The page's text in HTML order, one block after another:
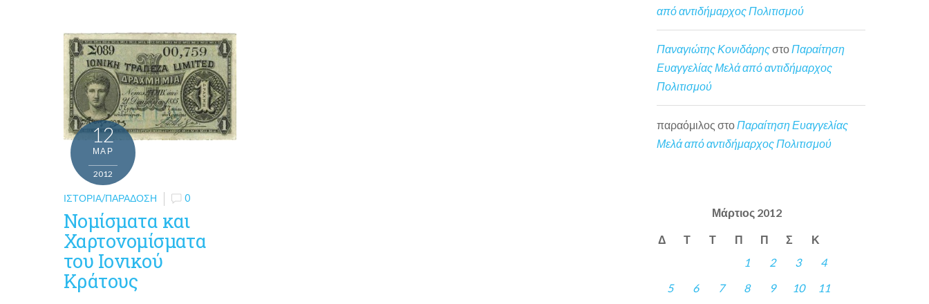
12
ΜΑΡ
2012
ΙΣΤΟΡΊΑ/ΠΑΡΆΔΟΣΗ 0
Νομίσματα και
Χαρτονομίσματα
του Ιονικού
Κράτους
από αντιδήμαρχος Πολιτισμού
Παναγιώτης ΚονιδάρηςστοΠαραίτηση
Ευαγγελίας Μελά από αντιδήμαρχος
Πολιτισμού
παραόμιλος στο Παραίτηση Ευαγγελίας
Μελά από αντιδήμαρχος Πολιτισμού
Μάρτιος 2012
Δ Τ Τ Π Π Σ Κ
1 2 3
4
5
6 7 8 9 10
11